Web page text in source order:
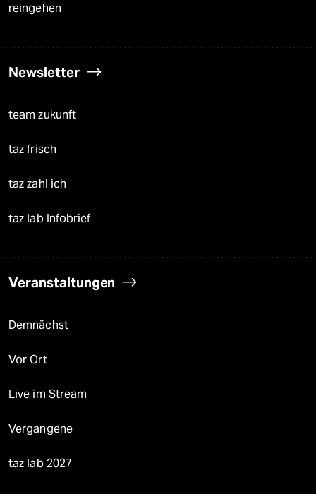
reingehen
Newsletter
team zukunft
taz frisch
taz zahl ich
taz lab Infobrief
Veranstaltungen
Demnächst
Vor Ort
Live im Stream
Vergangene
taz lab 2027